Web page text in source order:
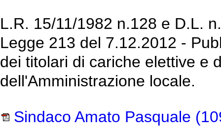
L.R. 15/11/1982 n.128 e D.L.
Legge 213 del 7.12.2012 -
dei titolari di cariche elettive e
dell'Amministrazione locale.
Sindaco Amato Pasquale